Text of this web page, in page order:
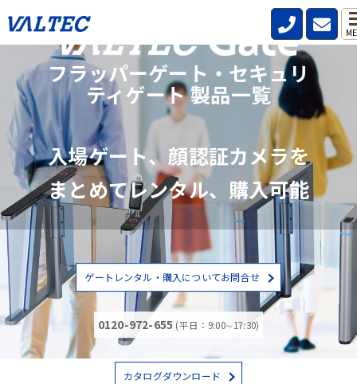
フラッパーゲート・セキュリ
ティゲート 製品一覧
入場ゲート、顔認証カメラを
まとめてレンタル、購入可能
ゲートレンタル・購入についてお問合せ
0120-972-655 (平日：9:00∼17:30)
カタログダウンロード